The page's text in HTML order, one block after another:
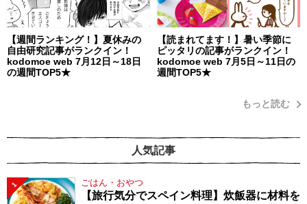
【週間ランキング！】夏休みの
自由研究記事がランクイン！
kodomoe web 7月12日～18日
の週間TOP5★
【読まれてます！】暑い季節に
ピッタリの記事がランクイン！
kodomoe web 7月5日～11日の
週間TOP5★
もっと読む
人気記事
1 ごはん・おやつ
【旅行気分でスペイン料理】炊飯器に材料を